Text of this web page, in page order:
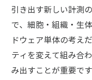
引き出す新しい計測
で、細胞・組織・生
ドウェア単体の考え
ティを変えて組み合
み出すことが重要で